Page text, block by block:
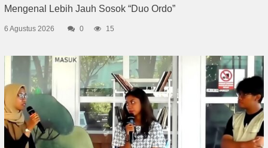
Mengenal Lebih Jauh Sosok “Duo Ordo”
6 Agustus 2026 0 15